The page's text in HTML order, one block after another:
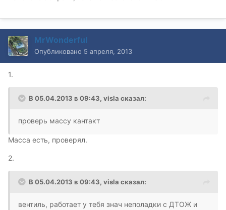
MrWonderful
Опубликовано 5 апреля, 2013
1.
В 05.04.2013 в 09:43, visla сказал:
проверь массу кантакт
Масса есть, проверял.
2.
В 05.04.2013 в 09:43, visla сказал:
вентиль, работает у тебя знач неполадки с ДТОЖ и